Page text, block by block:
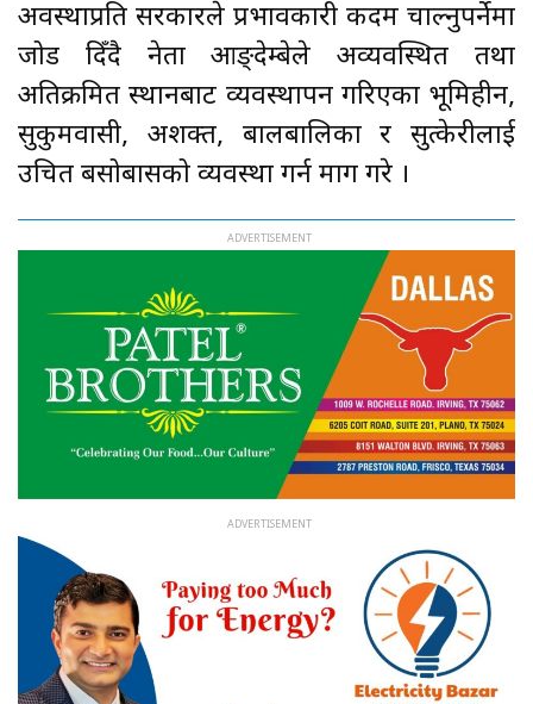
अवस्थाप्रति सरकारले प्रभावकारी कदम चाल्नुपर्नेमा
जोड दिँदै नेता आङ्देम्बेले अव्यवस्थित तथा
अतिक्रमित स्थानबाट व्यवस्थापन गरिएका भूमिहीन,
सुकुमवासी, अशक्त, बालबालिका र सुत्केरीलाई
उचित बसोबासको व्यवस्था गर्न माग गरे ।